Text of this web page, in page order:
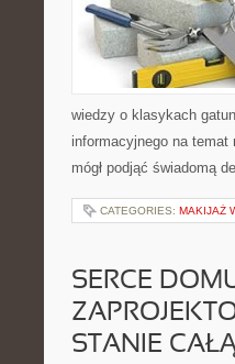
wiedzy o klasykach
informacyjnego na
mógł podjąć świadomą
CATEGORIES: MAKIJAŻ
SERCE
STANIE